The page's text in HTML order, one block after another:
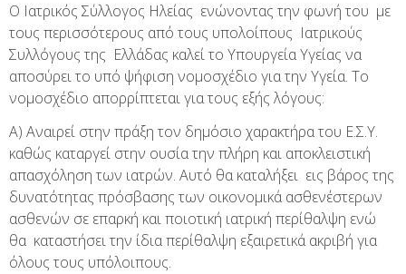
Ο Ιατρικός Σύλλογος Ηλείας ενώνοντας την φωνή του με
τους περισσότερους από τους υπολοίπους Ιατρικούς
Συλλόγους της Ελλάδας καλεί το Υπουργεία Υγείας να
αποσύρει το υπό ψήφιση νομοσχέδιο για την Υγεία. Το
νομοσχέδιο απορρίπτεται για τους εξής λόγους:
Α) Αναιρεί στην πράξη τον δημόσιο χαρακτήρα του Ε.Σ.Υ.
καθώς καταργεί στην ουσία την πλήρη και αποκλειστική
απασχόληση των ιατρών. Αυτό θα καταλήξει εις βάρος της
δυνατότητας πρόσβασης των οικονομικά ασθενέστερων
ασθενών σε επαρκή και ποιοτική ιατρική περίθαλψη ενώ
θα καταστήσει την ίδια περίθαλψη εξαιρετικά ακριβή για
όλους τους υπόλοιπους.